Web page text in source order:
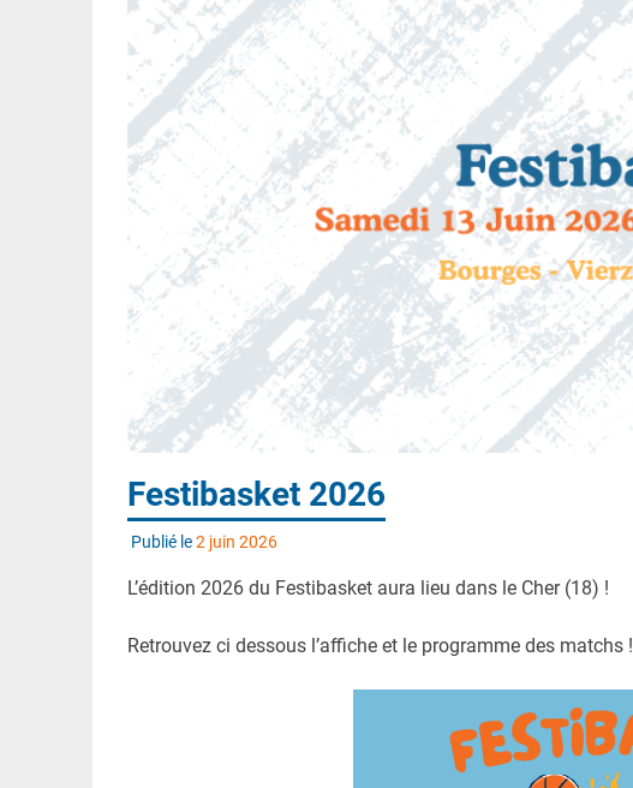
Festibasket 2026
Publié le2 juin 2026
L’édition 2026 du Festibasket aura lieu dans le Cher (18) !
Retrouvez ci dessous l’affiche et le programme des matchs !